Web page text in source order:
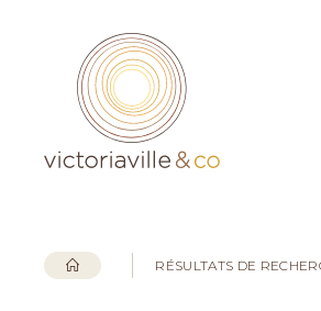
RÉSULTATS DE